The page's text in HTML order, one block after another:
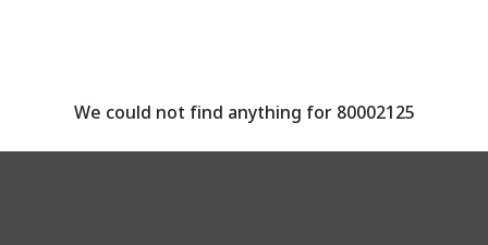
assignment ลงทะเบียน
We could not find anything for 80002125